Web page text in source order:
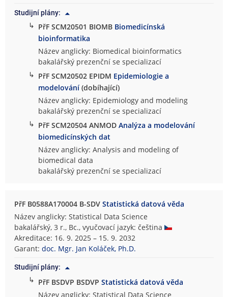
Studijní plány:
↳ PřF SCM20501 BIOMB Biomedicínská
bioinformatika
Název anglicky: Biomedical bioinformatics
bakalářský prezenční se specializací
↳ PřF SCM20502 EPIDM Epidemiologie a
modelování(dobíhající)
Název anglicky: Epidemiology and modeling
bakalářský prezenční se specializací
↳ PřF SCM20504 ANMODAnalýza a modelování
biomedicínských dat
Název anglicky: Analysis and modeling of
biomedical data
bakalářský prezenční se specializací
PřF B0588A170004 B-SDVStatistická datová věda
Název anglicky: Statistical Data Science
bakalářský, 3 r., Bc., vyučovací jazyk: čeština
Akreditace: 16. 9. 2025 – 15. 9. 2032
Garant:doc. Mgr. Jan Koláček, Ph.D.
Studijní plány:
↳ PřF BSDVP BSDVPStatistická datová věda
Název anglicky: Statistical Data Science